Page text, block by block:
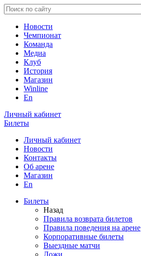
Новости
Чемпионат
Команда
Медиа
Клуб
История
Магазин
Winline
En
Личный кабинет
Билеты
Личный кабинет
Новости
Контакты
Об арене
Магазин
En
Билеты
Назад
Правила возврата билетов
Правила поведения на арене
Корпоративные билеты
Выездные матчи
Ложи